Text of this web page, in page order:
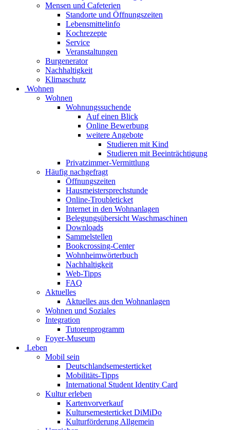
Mensen und Cafeterien
Standorte und Öffnungszeiten
Lebensmittelinfo
Kochrezepte
Service
Veranstaltungen
Burgenerator
Nachhaltigkeit
Klimaschutz
Wohnen
Wohnen
Wohnungssuchende
Auf einen Blick
Online Bewerbung
weitere Angebote
Studieren mit Kind
Studieren mit Beeinträchtigung
Privatzimmer-Vermittlung
Häufig nachgefragt
Öffnungszeiten
Hausmeistersprechstunde
Online-Troubleticket
Internet in den Wohnanlagen
Belegungsübersicht Waschmaschinen
Downloads
Sammelstellen
Bookcrossing-Center
Wohnheimwörterbuch
Nachhaltigkeit
Web-Tipps
FAQ
Aktuelles
Aktuelles aus den Wohnanlagen
Wohnen und Soziales
Integration
Tutorenprogramm
Foyer-Museum
Leben
Mobil sein
Deutschlandsemesterticket
Mobilitäts-Tipps
International Student Identity Card
Kultur erleben
Kartenvorverkauf
Kultursemesterticket DiMiDo
Kulturförderung Allgemein